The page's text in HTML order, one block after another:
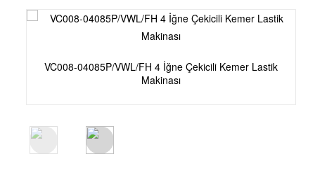
VC008-04085P/VWL/FH 4 İğne Çekicili Kemer Lastik
Makinası